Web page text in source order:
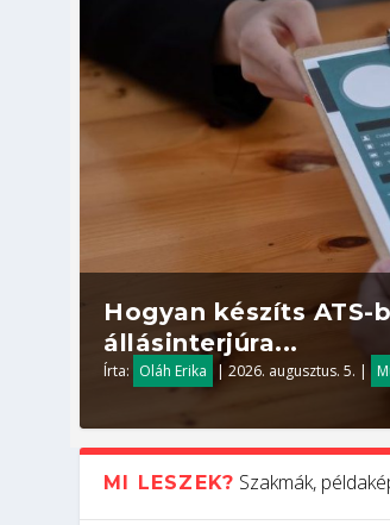
Hogyan készíts
állásinterjúra...
Írta: Oláh Erika |2026. augusztus. 5. |
MI LESZEK? Szakmák,